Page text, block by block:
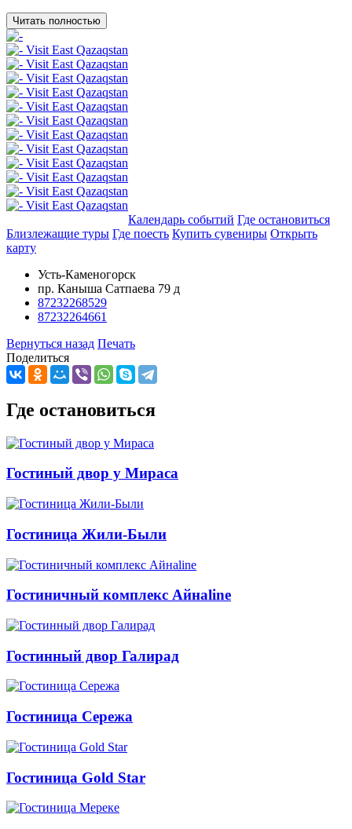
Читать полностью
Календарь событий Где остановиться
Близлежащие туры Где поесть Купить сувениры Открыть
карту
Усть-Каменогорск
пр. Каныша Сатпаева 79 д
87232268529
87232264661
Вернуться назад Печать
Поделиться
Где остановиться
Гостиный двор у Мираса
Гостиница Жили-Были
Гостиничный комплекс Айнаline
Гостинный двор Галирад
Гостиница Сережа
Гостиница Gold Star